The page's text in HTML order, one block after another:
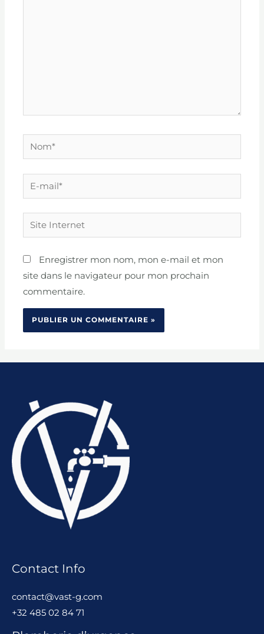
Nom*
E-
mail*
Site
Internet
Enregistrer mon nom, mon e-mail et mon
site dans le navigateur pour mon prochain
commentaire.
Contact Info
contact@vast-g.com
+32 485 02 84 71